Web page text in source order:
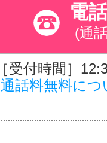
電
(通
［受付時間］
通話料無料につ